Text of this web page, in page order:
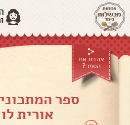
אהבת את
הספר?
ספר
אורית